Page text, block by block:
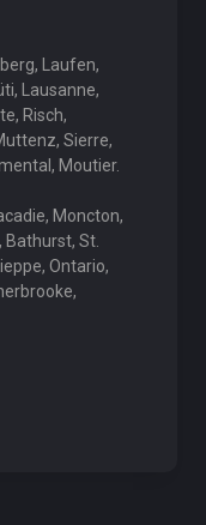
Laufen,
Lausanne,
Risch,
Sierre,
Moutier.
Moncton,
St.
Ontario,